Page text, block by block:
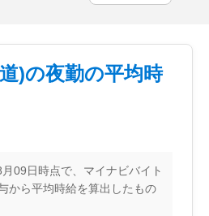
)の夜勤の平均時
09日時点で、マイナビバイト
から平均時給を算出したもの